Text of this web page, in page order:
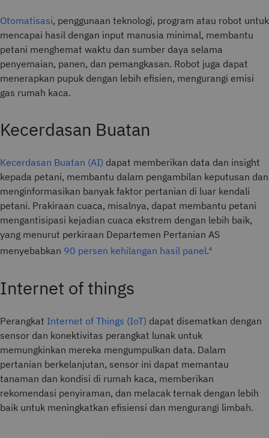
Otomatisasi, penggunaan teknologi, program atau robot untuk
mencapai hasil dengan input manusia minimal, membantu
petani menghemat waktu dan sumber daya selama
penyemaian, panen, dan pemangkasan. Robot juga dapat
menerapkan pupuk dengan lebih efisien, mengurangi emisi
gas rumah kaca.
Kecerdasan Buatan
Kecerdasan Buatan (AI) dapat memberikan data dan insight
kepada petani, membantu dalam pengambilan keputusan dan
menginformasikan banyak faktor pertanian di luar kendali
petani. Prakiraan cuaca, misalnya, dapat membantu petani
mengantisipasi kejadian cuaca ekstrem dengan lebih baik,
yang menurut perkiraan Departemen Pertanian AS
menyebabkan 90 persen kehilangan hasil panel.4
Internet of things
Perangkat Internet of Things (IoT) dapat disematkan dengan
sensor dan konektivitas perangkat lunak untuk
memungkinkan mereka mengumpulkan data. Dalam
pertanian berkelanjutan, sensor ini dapat memantau
tanaman dan kondisi di rumah kaca, memberikan
rekomendasi penyiraman, dan melacak ternak dengan lebih
baik untuk meningkatkan efisiensi dan mengurangi limbah.